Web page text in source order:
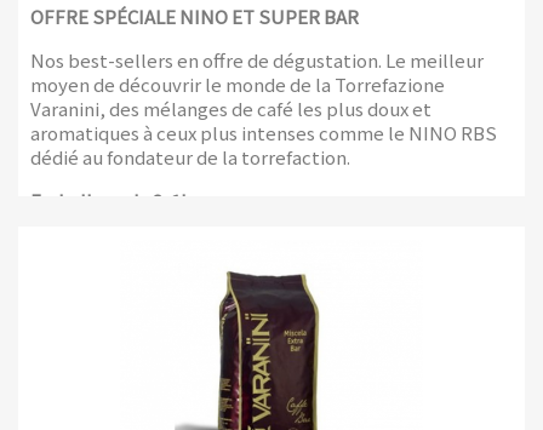
OFFRE SPÉCIALE NINO ET SUPER BAR
Nos best-sellers en offre de dégustation. Le meilleur
moyen de découvrir le monde de la Torrefazione
Varanini, des mélanges de café les plus doux et
aromatiques à ceux plus intenses comme le NINO RBS
dédié au fondateur de la torrefaction.
Emballage de 2x1kg